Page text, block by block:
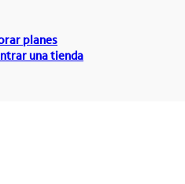
planes
una tienda